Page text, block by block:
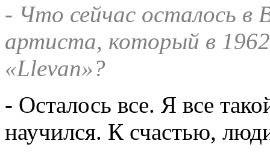
- Что сейчас осталось в
артиста, который в 1962
«Llevan»?
- Осталось все. Я все
научился. К счастью,